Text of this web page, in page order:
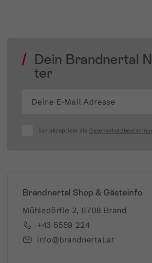
Dein Brandnertal
ter
Ich akzeptiere die
Brandnertal Shop & Gästeinfo
Mühledörfle 2, 6708 Brand
+43 5559 224
info@brandnertal.at